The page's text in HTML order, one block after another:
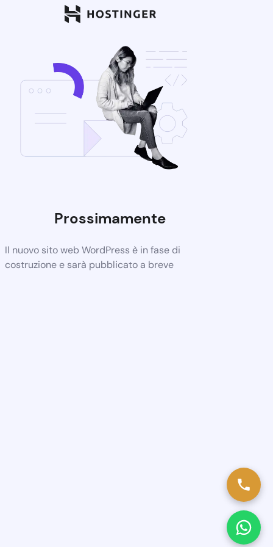
Prossimamente
Il nuovo sito web WordPress è in fase di
costruzione e sarà pubblicato a breve